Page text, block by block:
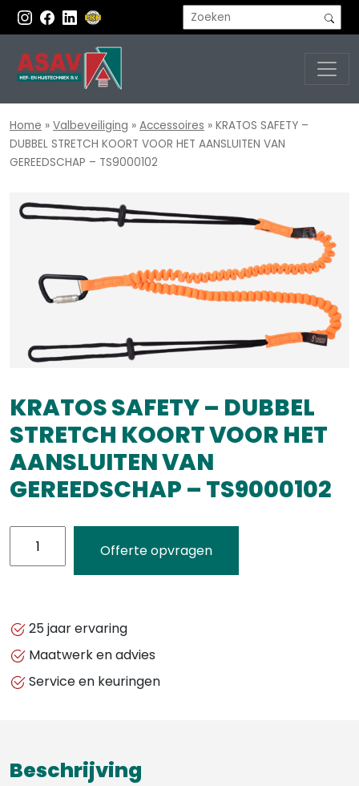
Home » Valbeveiliging » Accessoires » KRATOS SAFETY –
DUBBEL STRETCH KOORT VOOR HET AANSLUITEN VAN
GEREEDSCHAP – TS9000102
KRATOS SAFETY – DUBBEL
STRETCH KOORT VOOR HET
AANSLUITEN VAN
GEREEDSCHAP – TS9000102
STRETCH
VOOR
HET
-
Offerte opvragen
25 jaar ervaring
Maatwerk en advies
Service en keuringen
Beschrijving